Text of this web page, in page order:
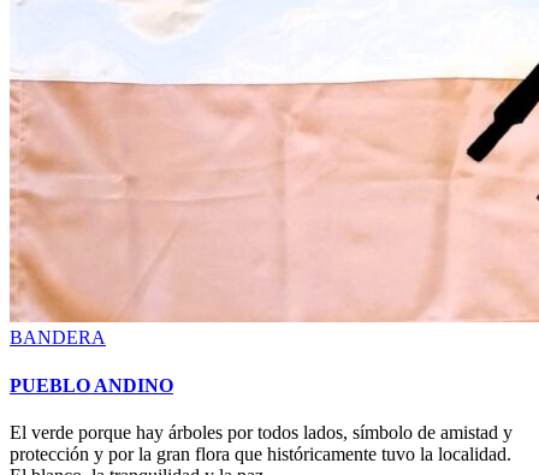
Posted
BANDERA
PUEBLO ANDINO
El verde porque hay árboles por todos lados, símbolo de amistad y
protección y por la gran flora que históricamente tuvo la localidad.